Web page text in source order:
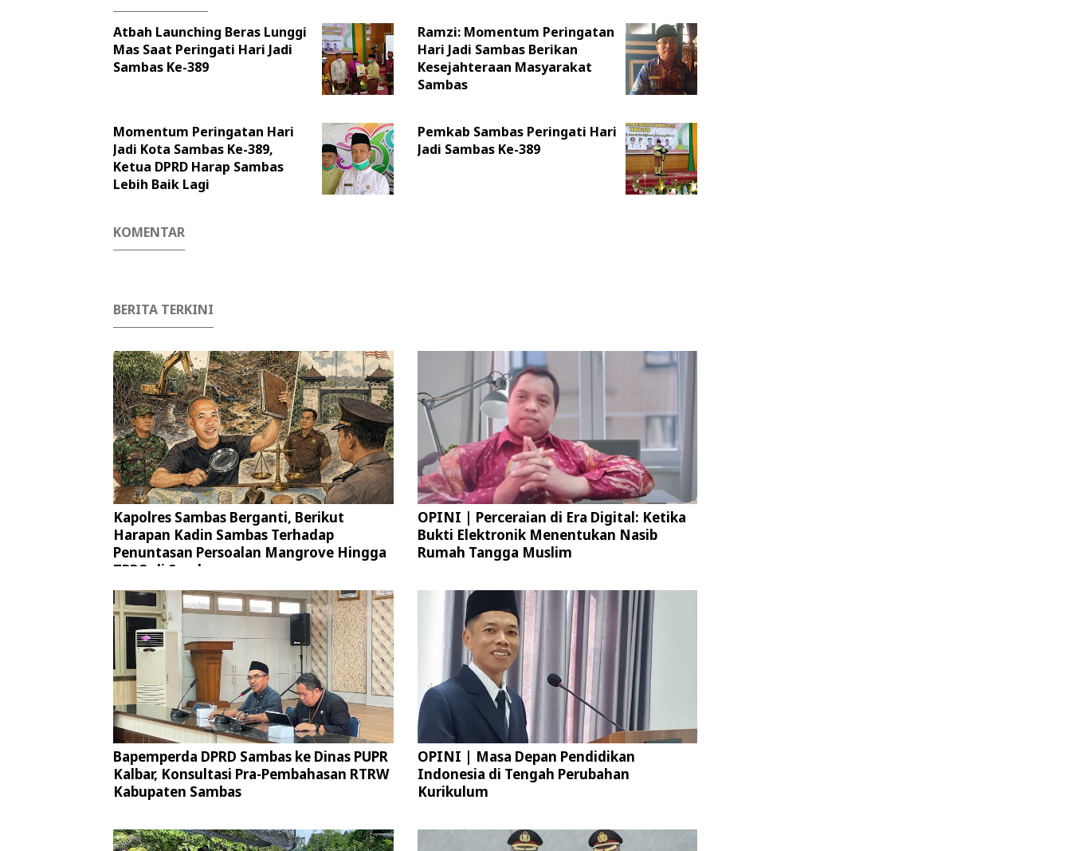
Atbah Launching Beras Lunggi
Mas Saat Peringati Hari Jadi
Sambas Ke-389
Ramzi: Momentum Peringatan
Hari Jadi Sambas Berikan
Kesejahteraan Masyarakat
Sambas
Momentum Peringatan Hari
Jadi Kota Sambas Ke-389,
Ketua DPRD Harap Sambas
Lebih Baik Lagi
Pemkab Sambas Peringati Hari
Jadi Sambas Ke-389
KOMENTAR
BERITA TERKINI
Kapolres Sambas Berganti, Berikut
Harapan Kadin Sambas Terhadap
Penuntasan Persoalan Mangrove Hingga
TPPO di Sambas
OPINI | Perceraian di Era Digital: Ketika
Bukti Elektronik Menentukan Nasib
Rumah Tangga Muslim
Bapemperda DPRD Sambas ke Dinas PUPR
Kalbar, Konsultasi Pra-Pembahasan RTRW
Kabupaten Sambas
OPINI | Masa Depan Pendidikan
Indonesia di Tengah Perubahan
Kurikulum